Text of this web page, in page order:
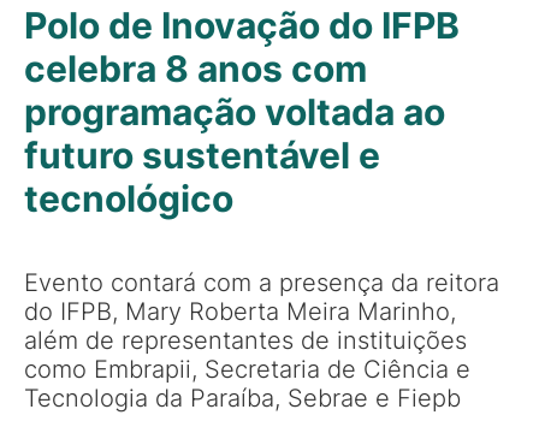
Polo de Inovação do IFPB
celebra 8 anos com
programação voltada ao
futuro sustentável e
tecnológico
Evento contará com a presença da reitora
do IFPB, Mary Roberta Meira Marinho,
além de representantes de instituições
como Embrapii, Secretaria de Ciência e
Tecnologia da Paraíba, Sebrae e Fiepb